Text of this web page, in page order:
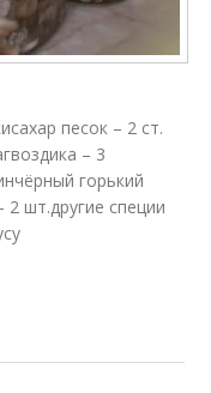
песок – 2 ст.
– 3
горький
шт.другие специи